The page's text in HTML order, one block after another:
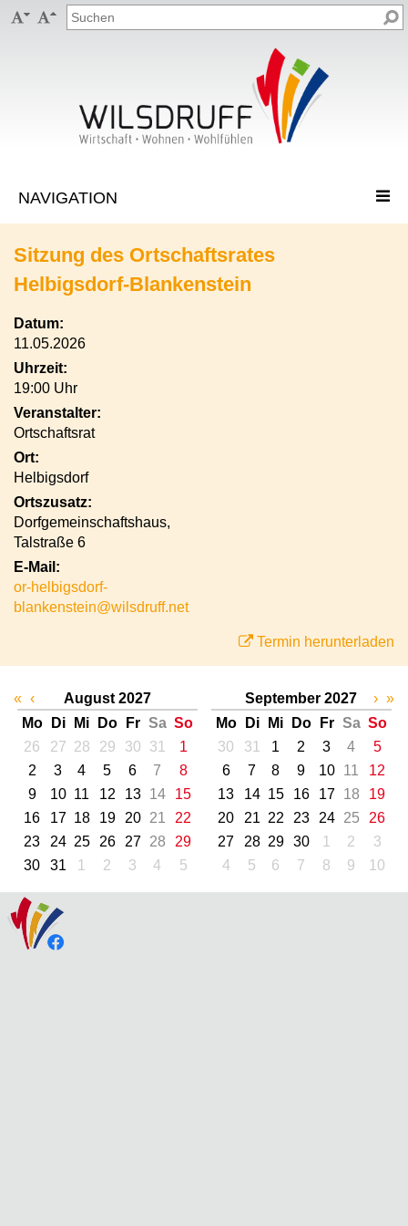
 
Sitzung des Ortschaftsrates
Helbigsdorf-Blankenstein
Datum:
11.05.2026
Uhrzeit:
19:00 Uhr
Veranstalter:
Ortschaftsrat
Ort:
Helbigsdorf
Ortszusatz:
Dorfgemeinschaftshaus,
Talstraße 6
E-Mail:
or-helbigsdorf-
blankenstein@wilsdruff.net
Termin herunterladen
« ‹
August 2027
Mo
Di Mi Do Fr Sa So
26
27 28 29 30 31
1
2
3 4 5 6 7
8
9
10 11 12 13 14
15
16
17 18 19 20 21
22
23
24 25 26 27 28
29
30
31 1 2 3 4 5
September 2027
Mo
Di Mi Do Fr Sa So
30
31 1 2 3 4
5
6
7 8 9 10 11
12
13
14 15 16 17 18
19
20
21 22 23 24 25
26
27
28 29 30 1 2
3
4
5 6 7 8 9 10
› »